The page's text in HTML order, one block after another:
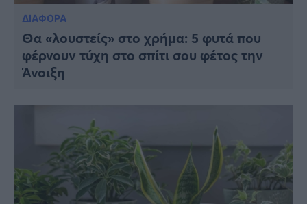
ΔΙΑΦΟΡΑ
Θα «λουστείς» στο χρήμα: 5 φυτά που
φέρνουν τύχη στο σπίτι σου φέτος την
Άνοιξη